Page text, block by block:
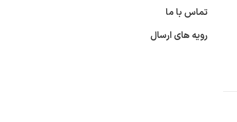
تماس با ما
رویه های ارسال